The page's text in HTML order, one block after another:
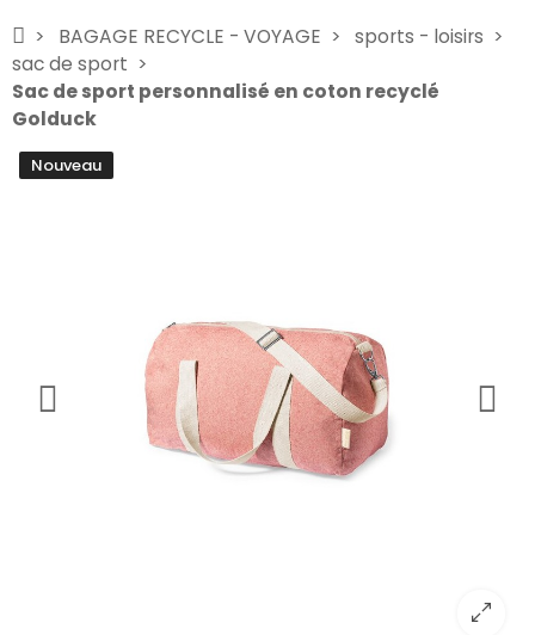
BAGAGE RECYCLE - VOYAGE
sports - loisirs
sac de sport
Sac de sport personnalisé en coton recyclé
Golduck
Nouveau